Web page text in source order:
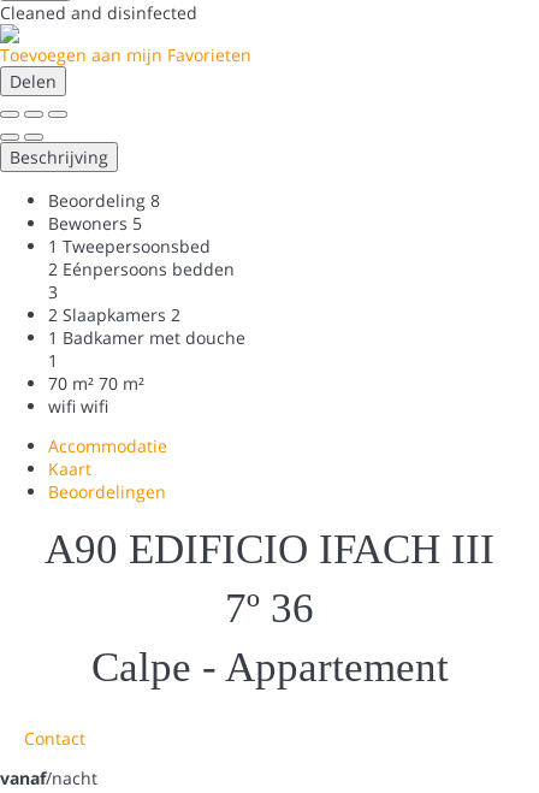
Cleaned and disinfected
Toevoegen aan mijn Favorieten
Delen
Beschrijving
Beoordeling 8
Bewoners 5
1 Tweepersoonsbed
2 Eénpersoons bedden
3
2 Slaapkamers 2
1 Badkamer met douche
1
70 m² 70 m²
wifi wifi
Accommodatie
Kaart
Beoordelingen
A90 EDIFICIO IFACH III
7º 36
Calpe - Appartement
Contact
vanaf/nacht